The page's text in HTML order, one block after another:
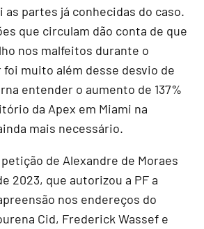
as partes já conhecidas do caso.
que circulam dão conta de que
nos malfeitos durante o
muito além desse desvio de
entender o aumento de 137%
da Apex em Miami na
mais necessário.
de Alexandre de Moraes
2023, que autorizou a PF a
nos endereços do
Cid, Frederick Wassef e